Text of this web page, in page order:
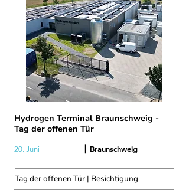
Hydrogen Terminal Braunschweig -
Tag der offenen Tür
20. Juni | Braunschweig
Tag der offenen Tür | Besichtigung